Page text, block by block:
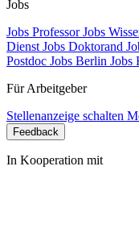
Jobs
Jobs ProfessorJobs
Dienst Jobs Doktorand
Postdoc Jobs Berlin Jobs
Für Arbeitgeber
Stellenanzeige schalten
Feedback
In Kooperation mit